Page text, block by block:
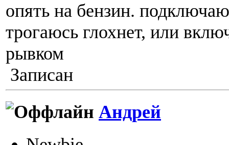
опять на бензин.
трогаюсь глохнет, или
рывком
Записан
Андрей